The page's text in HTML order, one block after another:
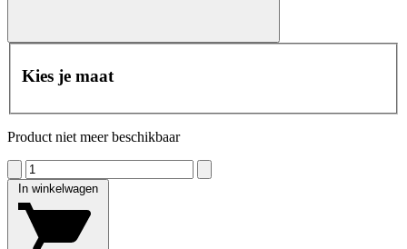
Kies je maat
Product niet meer beschikbaar
In winkelwagen